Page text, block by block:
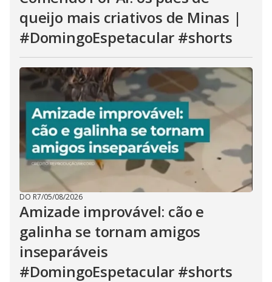
queijo mais criativos de Minas |
#DomingoEspetacular #shorts
DO R7/05/08/2026
Amizade improvável: cão e
galinha se tornam amigos
inseparáveis
#DomingoEspetacular #shorts